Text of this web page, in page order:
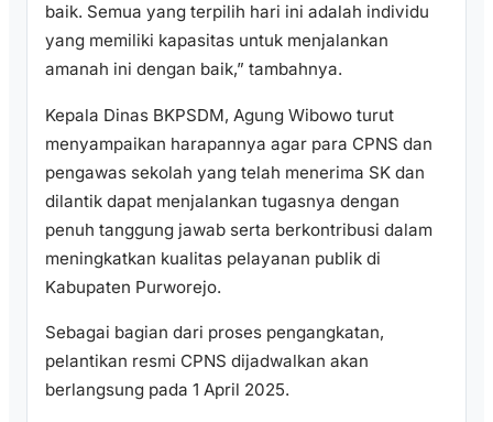
baik. Semua yang terpilih hari ini adalah individu
yang memiliki kapasitas untuk menjalankan
amanah ini dengan baik,” tambahnya.
Kepala Dinas BKPSDM, Agung Wibowo turut
menyampaikan harapannya agar para CPNS dan
pengawas sekolah yang telah menerima SK dan
dilantik dapat menjalankan tugasnya dengan
penuh tanggung jawab serta berkontribusi dalam
meningkatkan kualitas pelayanan publik di
Kabupaten Purworejo.
Sebagai bagian dari proses pengangkatan,
pelantikan resmi CPNS dijadwalkan akan
berlangsung pada 1 April 2025.